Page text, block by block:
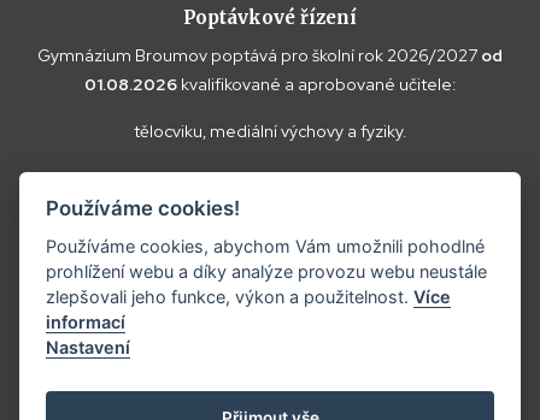
Poptávkové řízení
Gymnázium Broumov poptává pro školní rok 2026/2027 od
01.08.2026 kvalifikované a aprobované učitele:
tělocviku, mediální výchovy a fyziky.
Vaše doplňující dotazy k poptávce a případné nabídky zasílejte
prosím nareditel@gybroumov.cz
Copyright ©2025
Používáme cookies!
Používáme cookies, abychom Vám umožnili pohodlné
prohlížení webu a díky analýze provozu webu neustále
zlepšovali jeho funkce, výkon a použitelnost.Více
informací
Nastavení